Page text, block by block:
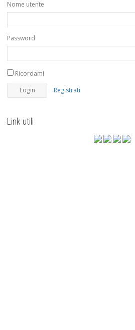
Nome utente
Password
Ricordami
Registrati
Link utili